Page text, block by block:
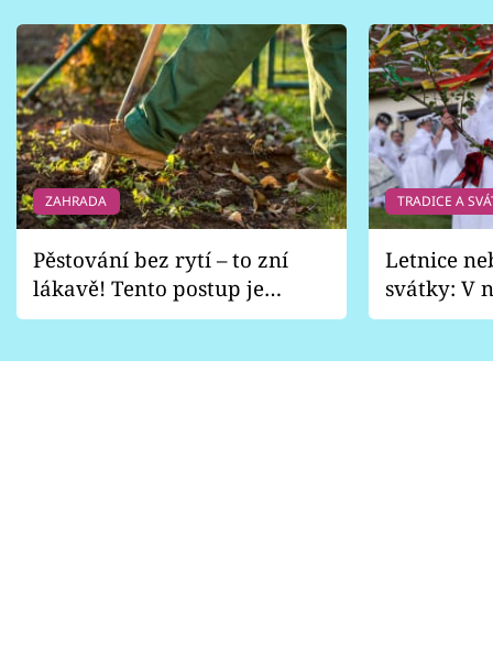
ZAHRADA
Pěstování bez rytí – to zní
lákavě! Tento postup je
vhodný jen pro některé
TRADICE A
Letnice
svátky: V
pondělí